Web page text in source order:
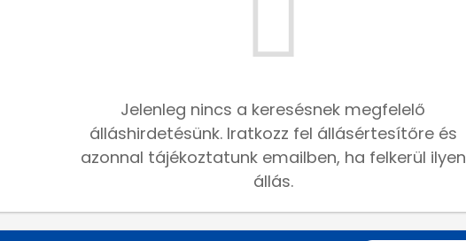
Jelenleg nincs a keresésnek megfelelő
álláshirdetésünk. Iratkozz fel állásértesítőre és
azonnal tájékoztatunk emailben, ha felkerül ilyen
állás.